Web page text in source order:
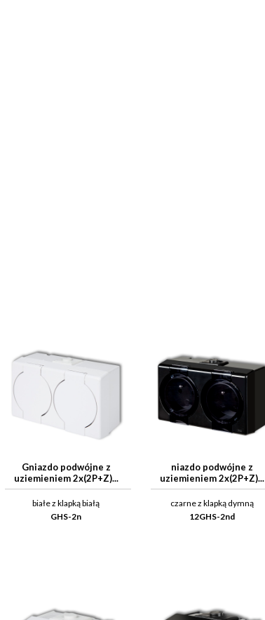
Gniazdo podwójne z
uziemieniem 2x(2P+Z)...
białe z klapką białą
GHS-2n
niazdo podwójne z
uziemieniem 2x(2P+Z)...
czarne z klapką dymną
12GHS-2nd